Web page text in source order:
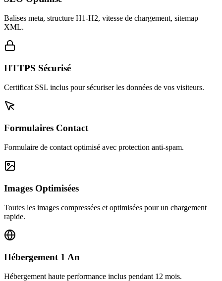
Balises meta, structure H1-H2, vitesse de chargement, sitemap
XML.
HTTPS Sécurisé
Certificat SSL inclus pour sécuriser les données de vos visiteurs.
Formulaires Contact
Formulaire de contact optimisé avec protection anti-spam.
Images Optimisées
Toutes les images compressées et optimisées pour un chargement
rapide.
Hébergement 1 An
Hébergement haute performance inclus pendant 12 mois.